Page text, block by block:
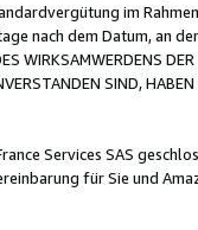
im
nach dem Datum, an
WIRKSAMWERDENS
SIND,
Services SAS
für Sie und